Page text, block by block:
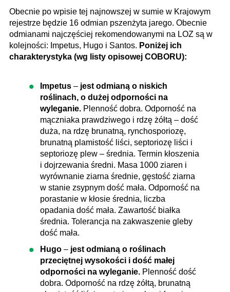
Obecnie po wpisie tej najnowszej w sumie w Krajowym
rejestrze będzie 16 odmian pszenżyta jarego. Obecnie
odmianami najczęściej rekomendowanymi na LOZ są w
kolejności: Impetus, Hugo i Santos. Poniżej ich
charakterystyka (wg listy opisowej COBORU):
Impetus – jest odmianą o niskich
roślinach, o dużej odporności na
wyleganie. Plenność dobra. Odporność na
mączniaka prawdziwego i rdzę żółtą – dość
duża, na rdzę brunatną, rynchosporiozę,
brunatną plamistość liści, septoriozę liści i
septoriozę plew – średnia. Termin kłoszenia
i dojrzewania średni. Masa 1000 ziaren i
wyrównanie ziarna średnie, gęstość ziarna
w stanie zsypnym dość mała. Odporność na
porastanie w kłosie średnia, liczba
opadania dość mała. Zawartość białka
średnia. Tolerancja na zakwaszenie gleby
dość mała.
Hugo – jest odmianą o roślinach
przeciętnej wysokości i dość małej
odporności na wyleganie. Plenność dość
dobra. Odporność na rdzę żółtą, brunatną